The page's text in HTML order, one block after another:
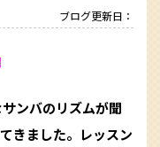
ブログ更新日：
ンバのリズムが聞
きました。レッスン